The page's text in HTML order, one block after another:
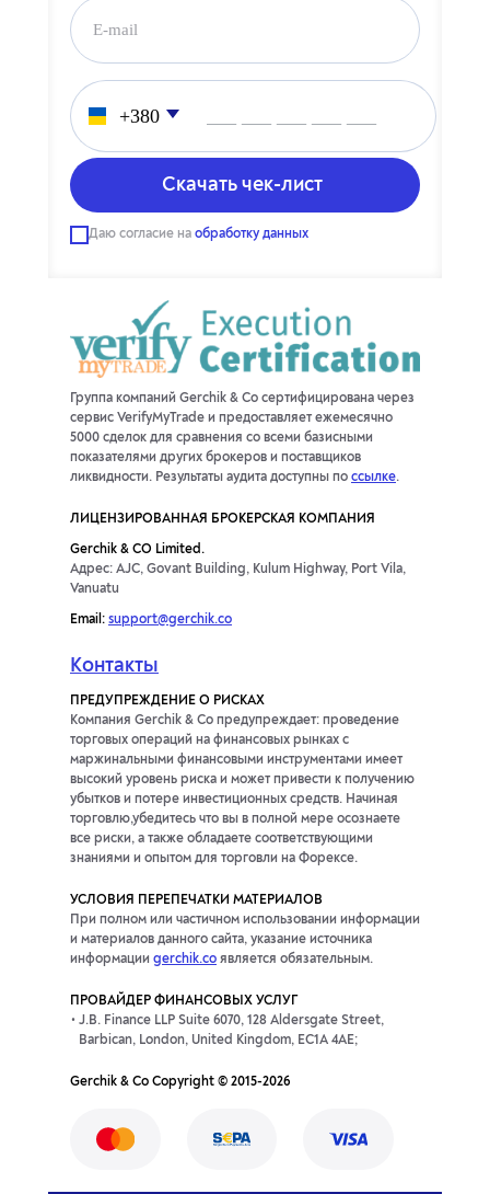
Даю согласие на обработку данных
Группа компаний Gerchik & Co сертифицирована через
сервис VerifyMyTrade и предоставляет ежемесячно
5000 сделок для сравнения со всеми базисными
показателями других брокеров и поставщиков
ликвидности. Результаты аудита доступны по ссылке.
ЛИЦЕНЗИРОВАННАЯ БРОКЕРСКАЯ КОМПАНИЯ
Gerchik & CO Limited.
Адрес: AJC, Govant Building, Kulum Highway, Port Vila,
Vanuatu
Email: support@gerchik.co
Контакты
ПРЕДУПРЕЖДЕНИЕ О РИСКАХ
Компания Gerchik & Co предупреждает: проведение
торговых операций на финансовых рынках с
маржинальными финансовыми инструментами имеет
высокий уровень риска и может привести к получению
убытков и потере инвестиционных средств. Начиная
торговлю,убедитесь что вы в полной мере осознаете
все риски, а также обладаете соответствующими
знаниями и опытом для торговли на Форексе.
УСЛОВИЯ ПЕРЕПЕЧАТКИ МАТЕРИАЛОВ
При полном или частичном использовании информации
и материалов данного сайта, указание источника
информации gerchik.co является обязательным.
ПРОВАЙДЕР ФИНАНСОВЫХ УСЛУГ
J.B. Finance LLP Suite 6070, 128 Aldersgate Street,
Barbican, London, United Kingdom, EC1A 4AE;
Gerchik & Co Copyright © 2015-2026